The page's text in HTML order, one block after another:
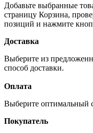
Добавьте выбранные
страницу Корзина,
позиций и нажмите
Доставка
Выберите из
способ доставки.
Оплата
Выберите оптимальный
Покупатель